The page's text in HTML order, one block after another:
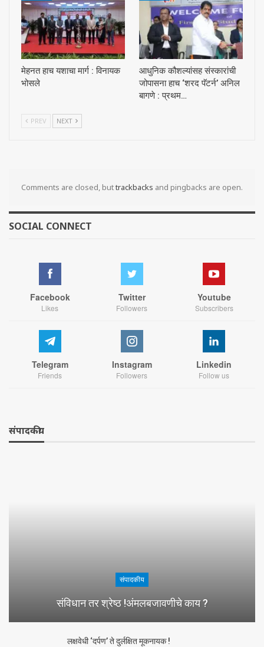
मेहनत हाच यशाचा मार्ग : विनायक
भोसले
आधुनिक कौशल्यांसह संस्कारांची
जोपासना हाच ‘शरद पॅटर्न’ अनिल
बागणे : प्रथम…
PREV NEXT
Comments are closed, buttrackbacks and pingbacks are open.
SOCIAL CONNECT
Facebook
Likes
Twitter
Followers
Youtube
Subscribers
Telegram
Friends
Instagram
Followers
Linkedin
Follow us
संपादकीय
संपादकीय
संविधान तर श्रेष्ठ !अंमलबजावणीचे काय ?
लक्षवेधी ‘दर्पण’ ते दुर्लक्षित मूकनायक !